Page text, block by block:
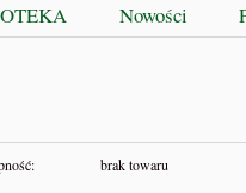
Nowości
brak towaru